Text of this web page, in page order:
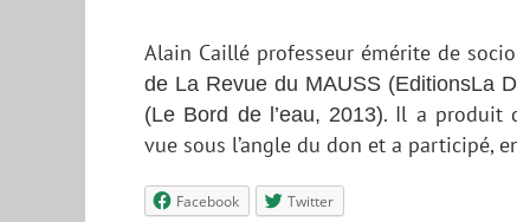
Alain Caillé professeur émérite de
de La Revue du MAUSS (EditionsLa
(Le Bord de l’eau, 2013). Il a produit
vue sous l’angle du don et a participé,
Facebook Twitter